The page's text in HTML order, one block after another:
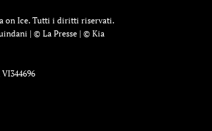
on Ice. Tutti i diritti riservati.
| © La Presse | © Kia
VI344696